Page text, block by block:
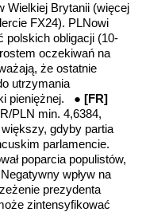
Wielkiej Brytanii (więcej
FX24). PLNowi
polskich obligacji (10-
oczekiwań na
że ostatnie
utrzymania
pieniężnej. ● [FR]
PLN min. 4,6384,
gdyby partia
parlamencie.
poparcia populistów,
wpływ na
prezydenta
zintensyfikować